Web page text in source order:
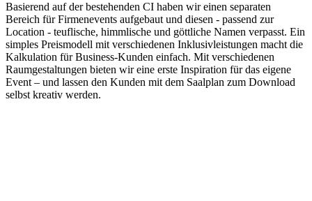
Basierend auf der bestehenden CI haben wir einen separaten
Bereich für Firmenevents aufgebaut und diesen - passend zur
Location - teuflische, himmlische und göttliche Namen verpasst. Ein
simples Preismodell mit verschiedenen Inklusivleistungen macht die
Kalkulation für Business-Kunden einfach. Mit verschiedenen
Raumgestaltungen bieten wir eine erste Inspiration für das eigene
Event – und lassen den Kunden mit dem Saalplan zum Download
selbst kreativ werden.